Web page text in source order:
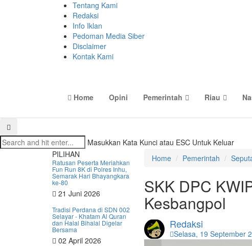
Tentang Kami
Redaksi
Info Iklan
Pedoman Media Siber
Disclaimer
Kontak Kami
Home Opini Pemerintah Riau
Masukkan Kata Kunci atau ESC Untuk Keluar
PILIHAN
Ratusan Peserta Meriahkan
Fun Run 8K di Polres Inhu,
Semarak Hari Bhayangkara
ke-80
21 Juni 2026
Tradisi Perdana di SDN 002
Selayar - Khatam Al Quran
dan Halal Bihalal Digelar
Bersama
02 April 2026
Home Pemerintah
SKK DPC
Kesbangpol
Redaksi
Selasa, 19 September